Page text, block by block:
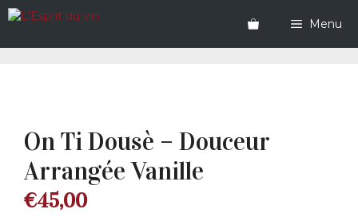
Aller
au
Menu
On Ti Dousè – Douceur
Arrangée Vanille
€45,00